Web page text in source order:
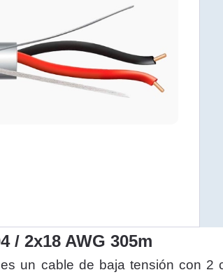
/ 2x18 AWG 305m
un cable de baja tensión con